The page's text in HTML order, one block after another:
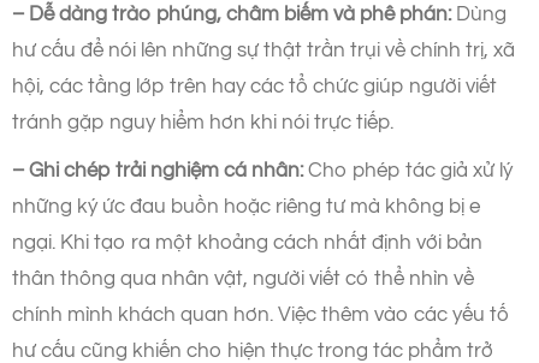
– Dễ dàng trào phúng, châm biếm và phê phán:Dùng
hư cấu để nói lên những sự thật trần trụi về chính trị, xã
hội, các tầng lớp trên hay các tổ chức giúp người viết
tránh gặp nguy hiểm hơn khi nói trực tiếp.
– Ghi chép trải nghiệm cá nhân:Cho phép tác giả xử lý
những ký ức đau buồn hoặc riêng tư mà không bị e
ngại. Khi tạo ra một khoảng cách nhất định với bản
thân thông qua nhân vật, người viết có thể nhìn về
chính mình khách quan hơn. Việc thêm vào các yếu tố
hư cấu cũng khiến cho hiện thực trong tác phẩm trở